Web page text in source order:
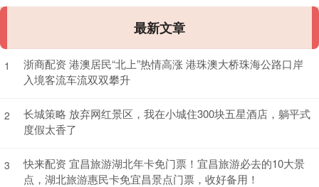
最新文章
1
浙商配资 港澳居民“北上”热情高涨 港珠澳大桥珠海公路口岸
入境客流车流双双攀升
2
长城策略 放弃网红景区，我在小城住300块五星酒店，躺平式
度假太香了
3
快来配资 宜昌旅游湖北年卡免门票！宜昌旅游必去的10大景
点，湖北旅游惠民卡免宜昌景点门票，收好备用！